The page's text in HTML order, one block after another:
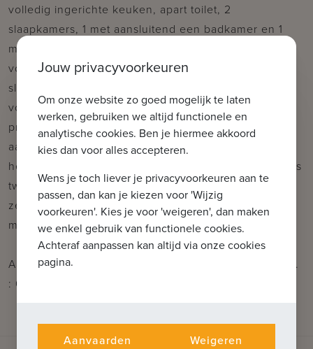
volledig ingerichte keuken, apart toilet, 2
slaapkamers, 1 met aansluitend een badkamer en 1
met aansluitend een douchekamer. Bergruimte
voorzien voor wasmachine. Leefruimte en
slaapkamers op parket. Airco aanwezig in het
volledige appartement. Er is een fietsenberging en
private kelder aanwezig alsook de mogelijkheid tot
aankoop van een goed bereikbare autostaanplaats in
het gebouw. Een uniek pand die zich perfect leent als
tweedeverblijf en slechts op enkele passen van de
zee en het Rubensplein. Mogelijkheid tot aankoop
meubels.
Aarzel niet om ons te contacteren voor meer info: tel.
: 050 62 44 14 of via info@immax.be
Jouw privacyvoorkeuren
Om onze website zo goed mogelijk te laten
werken, gebruiken we altijd functionele en
analytische cookies. Ben je hiermee akkoord
kies dan voor alles accepteren.
Wens je toch liever je privacyvoorkeuren aan te
passen, dan kan je kiezen voor 'Wijzig
voorkeuren'. Kies je voor 'weigeren', dan maken
we enkel gebruik van functionele cookies.
Achteraf aanpassen kan altijd via onze cookies
pagina.
Aanvaarden Weigeren